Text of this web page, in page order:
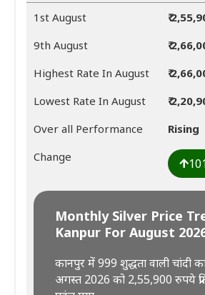
1st August
₹
9th August
₹
Highest Rate In August
₹
Lowest Rate In August
₹
Over all Performance
Rising
Change
Monthly Silver Price
Kanpur For August
कानपुर में 999 शुद्धता वाली चांदी
अगस्त 2026 को 2,55,900 रुपये